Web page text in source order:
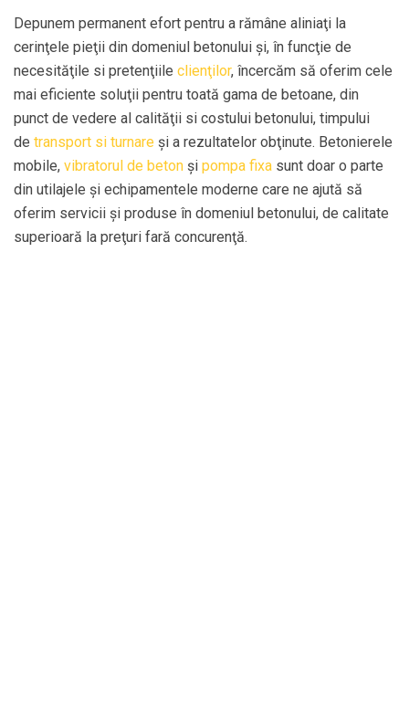
Depunem permanent efort pentru a rămâne aliniaţi la
cerinţele pieţii din domeniul betonului şi, în funcţie de
necesităţile si pretenţiile clienţilor, încercăm să oferim cele
mai eficiente soluţii pentru toată gama de betoane, din
punct de vedere al calităţii si costului betonului, timpului
de transport si turnare şi a rezultatelor obţinute. Betonierele
mobile, vibratorul de beton şi pompa fixa sunt doar o parte
din utilajele şi echipamentele moderne care ne ajută să
oferim servicii şi produse în domeniul betonului, de calitate
superioară la preţuri fară concurenţă.